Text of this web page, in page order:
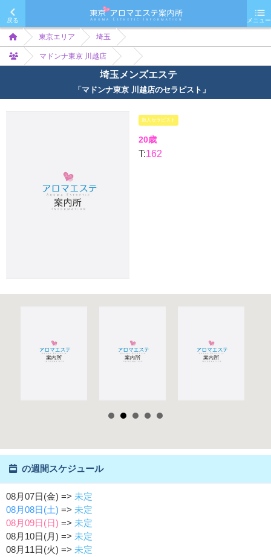
戻る メニュー
東京エリア 埼玉
マドンナ東京 川越店
埼玉メンズエステ
「マドンナ東京 川越店のセラピスト」
新人セラピスト
20歳
T:162
の週間スケジュール
08月07日(金) => 未定
08月08日(土) => 未定
08月09日(日) => 未定
08月10日(月) => 未定
08月11日(火) => 未定